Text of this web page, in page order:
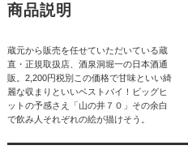
商品説明
蔵元から販売を任せていただいている蔵
直・正規取扱店、酒泉洞堀一の日本酒通
販。2,200円税別この価格で甘味といい綺
麗な収まりといいベストバイ！ビッグヒ
ットの予感さえ「山の井７０」その余白
で飲み人それぞれの絵が描けそう。